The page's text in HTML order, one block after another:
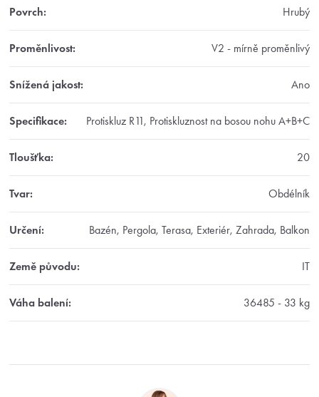
Povrch: Hrubý
Proměnlivost: V2 - mírně proměnlivý
Snížená jakost: Ano
Specifikace: Protiskluz R11, Protiskluznost na bosou nohu A+B+C
Tloušťka: 20
Tvar: Obdélník
Určení: Bazén, Pergola, Terasa, Exteriér, Zahrada, Balkon
Země původu: IT
Váha balení: 36485 - 33 kg